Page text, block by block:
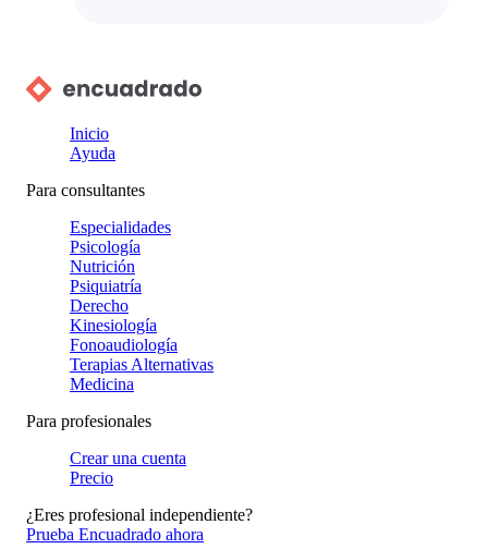
Inicio
Ayuda
Para consultantes
Especialidades
Psicología
Nutrición
Psiquiatría
Derecho
Kinesiología
Fonoaudiología
Terapias Alternativas
Medicina
Para profesionales
Crear una cuenta
Precio
¿Eres profesional independiente?
Prueba Encuadrado ahora